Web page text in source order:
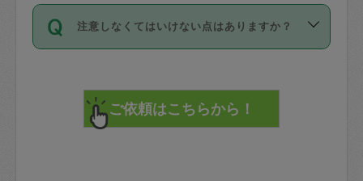
詳細FAQ：
損害賠償保険について教えて
72時間を超える※と、以下のキャンセル
料が発生します。
直前キャンセル料：
72時間前〜24時間前＝依頼料金の50%
まず、条件の合う気になるタスカジさ
みてください。
その後、一番気に入ったタスカジさんに
不在の場合の作業はタスカジさんの同意
が必要です。数回の依頼ののち、タスカ
ジさんと依頼者の間で十分な信頼関係が
てください。
不在時に部屋に入るためにタスカジさん
注意しなくてはいけない点はありますか？
で、必ず鍵のかかるロッカーや金庫に入
れて依頼者の責任の元管理するよう心掛
けてください。